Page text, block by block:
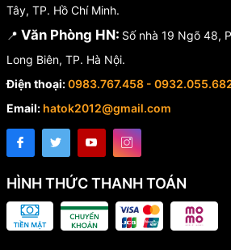
Tây, TP. Hồ Chí Minh.
📍 Văn Phòng HN: Số nhà 19 Ngõ 48,
Long Biên, TP. Hà Nội.
Điện thoại:0983.767.458 -
Email: hatok2012@gmail.com
HÌNH THỨC THANH TOÁN